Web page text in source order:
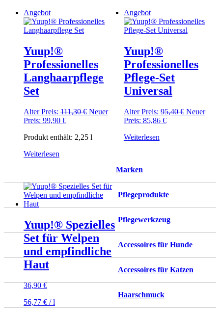
Angebot
Yuup!®
Professionelles
Langhaarpflege
Set
Alter Preis: 111,30€ Ursprünglicher
111,30 €
Neuer
Preis: 99,90 €Aktueller
ist:
Produkt enthält: 2,25 l
Weiterlesen
Angebot
Yuup!®
Professionelles
Pflege-Set
Universal
Alter Preis: 95,40€ Neuer
Preis: 85,86 €Aktueller
Weiterlesen
Yuup!® Spezielles
Set für Welpen
und empfindliche
Haut
36,90€
56,77 € /l
Marken
Pflegeprodukte
Pflegewerkzeug
Accessoires für Hunde
Accessoires für Katzen
Haarschmuck